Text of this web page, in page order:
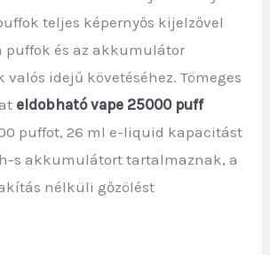
teljes képernyős kijelzővel
puffok és az akkumulátor
idejű követéséhez. Tömeges
eldobható vape 25000 puff
puffot, 26 ml e-liquid kapacitást
s akkumulátort tartalmaznak, a
nélküli gőzölést